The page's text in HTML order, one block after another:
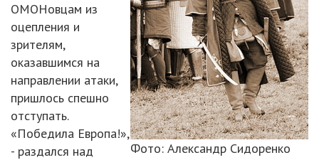
Фото: Александр Сидоренко
ОМОНовцам из
оцепления и
зрителям,
оказавшимся на
направлении атаки,
пришлось спешно
отступать.
«Победила Европа!»,
- раздался над